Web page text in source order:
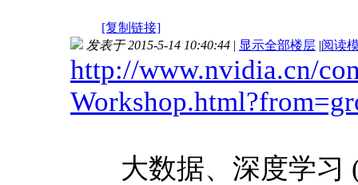
[复制链接]
发表于 2015-5-14 10:40:44 | 显示全部楼层 |阅读
http://www.nvidia.cn/
大数据、深度学习